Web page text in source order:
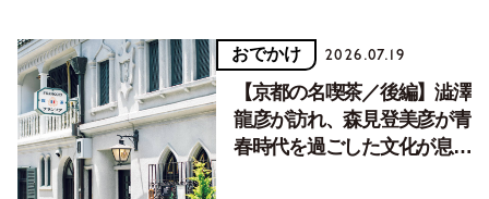
おでかけ 2026.07.19
【京都の名喫茶／後編】澁澤
龍彦が訪れ、森見登美彦が青
春時代を過ごした文化が息づ